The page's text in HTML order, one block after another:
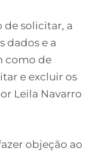
de solicitar, a
dados e a
como de
e excluir os
Leila Navarro
objeção ao